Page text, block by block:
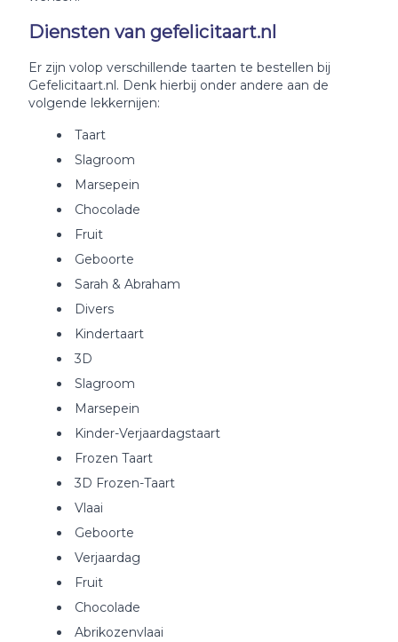
Diensten van gefelicitaart.nl
Er zijn volop verschillende taarten te bestellen bij
Gefelicitaart.nl. Denk hierbij onder andere aan de
volgende lekkernijen:
Taart
Slagroom
Marsepein
Chocolade
Fruit
Geboorte
Sarah & Abraham
Divers
Kindertaart
3D
Slagroom
Marsepein
Kinder-Verjaardagstaart
Frozen Taart
3D Frozen-Taart
Vlaai
Geboorte
Verjaardag
Fruit
Chocolade
Abrikozenvlaai